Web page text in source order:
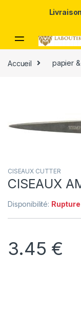
puissance et
Accueil papier
CISEAUX CUTTER
CISEAUX
Disponibilité:
3.45 €